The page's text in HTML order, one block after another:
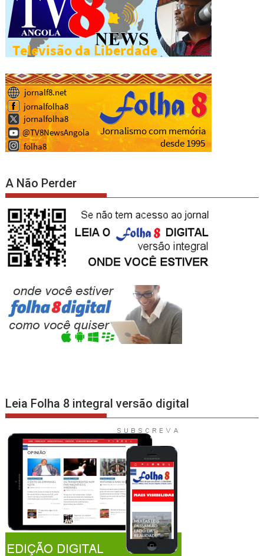
A Não Perder
Leia Folha 8 integral versão digital